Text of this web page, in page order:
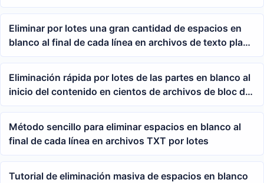
Tutorial para eliminar en lote las líneas en blanco al
Eliminar por lotes una gran cantidad de espacios en
blanco al final de cada línea en archivos de texto plano
TXT
Eliminación rápida por lotes de las partes en blanco al
inicio del contenido en cientos de archivos de bloc de
notas TXT
Método sencillo para eliminar espacios en blanco al
final de cada línea en archivos TXT por lotes
Tutorial de eliminación masiva de espacios en blanco